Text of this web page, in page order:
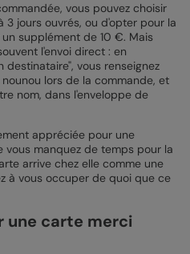
vous pouvez choisir
3 jours ouvrés, ou d'opter pour la
supplément de 10 €. Mais
l'envoi direct : en
destinataire", vous renseignez
lors de la commande, et
nom, dans l'enveloppe de
appréciée pour une
vous manquez de temps pour la
arrive chez elle comme une
à vous occuper de quoi que ce
une carte merci